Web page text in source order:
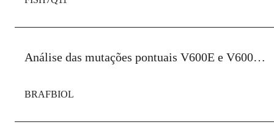
Análise das mutações pontuais V600E e V600K no gene BRAF
BRAFBIOL